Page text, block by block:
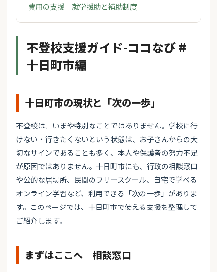
費用の支援｜就学援助と補助制度
不登校支援ガイド-ココなび #
十日町市編
十日町市の現状と「次の一歩」
不登校は、いまや特別なことではありません。学校に行
けない・行きたくないという状態は、お子さんからの大
切なサインであることも多く、本人や保護者の努力不足
が原因ではありません。十日町市にも、行政の相談窓口
や公的な居場所、民間のフリースクール、自宅で学べる
オンライン学習など、利用できる「次の一歩」がありま
す。このページでは、十日町市で使える支援を整理して
ご紹介します。
まずはここへ｜相談窓口